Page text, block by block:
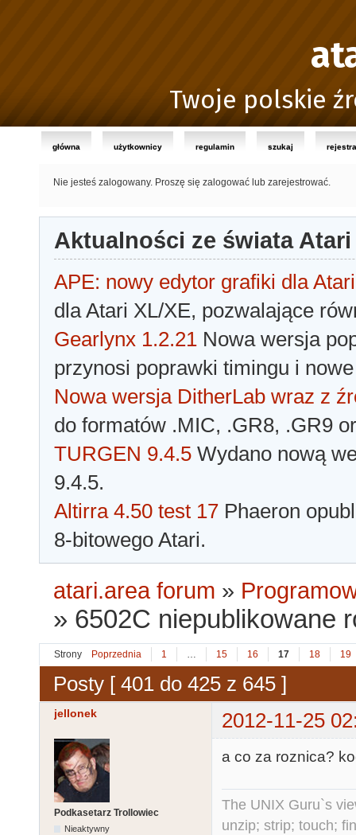
Twoje polskie
główna użytkownicy regulamin szukaj
Nie jesteś zalogowany. Proszę się zalogować lub zarejestrować.
Aktualności ze świata Atari
APE: nowy edytor grafiki dla Atari
dla Atari XL/XE, pozwalające
Gearlynx 1.2.21 Nowa wersja
przynosi poprawki timingu i
Nowa wersja DitherLab wraz z
do formatów .MIC, .GR8, .GR9
TURGEN 9.4.5 Wydano nową
9.4.5.
Altirra 4.50 test 17 Phaeron
8-bitowego Atari.
atari.area forum »
» 6502C niepublikowane
Strony Poprzednia 1 … 15 16 17 18 19
Posty [ 401 do 425 z 645 ]
jellonek 2012-11-25
Podkasetarz Trollowiec
Nieaktywny
a co za roznica?
The UNIX Guru`s
unzip; strip; touch;